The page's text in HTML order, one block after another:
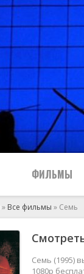
ФИЛЬМЫ
2024
» Все фильмы » Семь
Семь (1995)
1080p